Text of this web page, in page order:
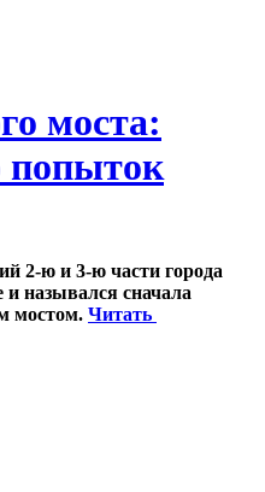
моста:
попыток
2-ю и 3-ю части города
назывался сначала
мостом. Читать